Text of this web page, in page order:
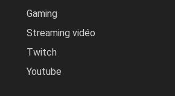
Gaming
Streaming vidéo
Twitch
Youtube